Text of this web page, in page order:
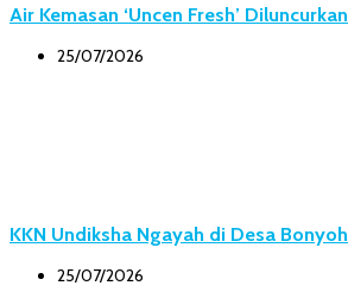
Air Kemasan ‘Uncen Fresh’ Diluncurkan
25/07/2026
KKN Undiksha Ngayah di Desa Bonyoh
25/07/2026